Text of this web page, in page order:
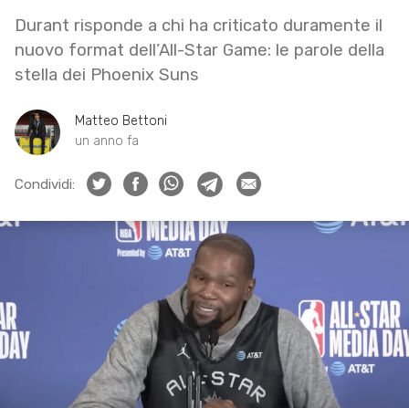
Durant risponde a chi ha criticato duramente il
nuovo format dell’All-Star Game: le parole della
stella dei Phoenix Suns
Matteo Bettoni
un anno fa
Condividi: